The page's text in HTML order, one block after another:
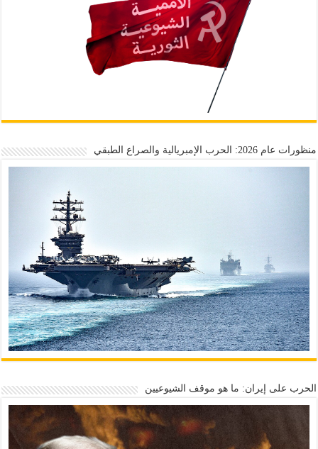
منظورات عام 2026: الحرب الإمبريالية والصراع الطبقي
الحرب على إيران: ما هو موقف الشيوعيين